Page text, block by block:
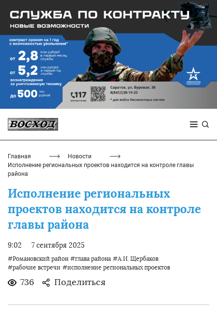
Главная
Новости
Исполнение региональных проектов находится на контроле главы
района
Исполнение региональных
проектов находится на контроле
главы района
9:02 7 сентября 2025
#Романовский район #глава района #А.И. Щербаков
#рабочие встречи #исполнение региональных проектов
736 Поделиться